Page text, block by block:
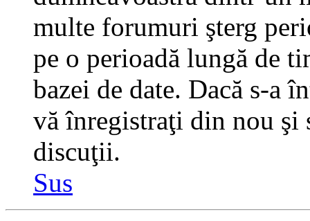
multe forumuri şterg
pe o perioadă lungă de
bazei de date. Dacă s-a
vă înregistraţi din nou
discuţii.
Sus